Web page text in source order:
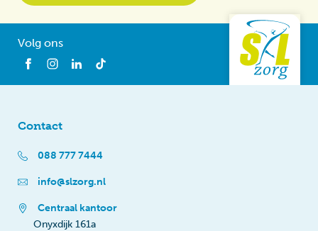
Volg ons
Contact
088 777 7444
info@slzorg.nl
Centraal kantoor
Onyxdijk 161a